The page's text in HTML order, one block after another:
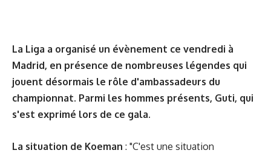
La Liga a organisé un évènement ce vendredi à
Madrid, en présence de nombreuses légendes qui
jouent désormais le rôle d'ambassadeurs du
championnat. Parmi les hommes présents, Guti, qui
s'est exprimé lors de ce gala.
La situation de Koeman : "C'est une situation